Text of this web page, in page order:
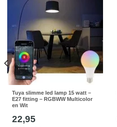
Tuya slimme led lamp 15 watt –
E27 fitting – RGBWW Multicolor
en Wit
22,95